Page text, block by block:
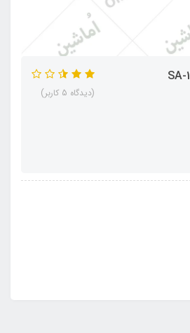
(دیدگاه 5 کاربر)